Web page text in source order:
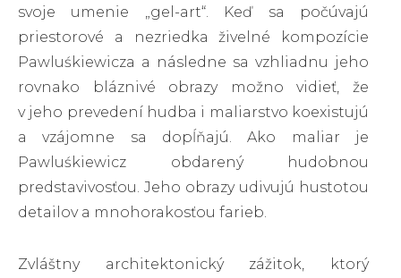
svoje umenie „gel-art“. Keď sa počúvajú
priestorové a nezriedka živelné kompozície
Pawluśkiewicza a následne sa vzhliadnu jeho
rovnako bláznivé obrazy možno vidieť, že
v jeho prevedení hudba i maliarstvo koexistujú
a vzájomne sa dopĺňajú. Ako maliar je
Pawluśkiewicz obdarený hudobnou
predstavivosťou. Jeho obrazy udivujú hustotou
detailov a mnohorakosťou farieb.
Zvláštny architektonický zážitok, ktorý